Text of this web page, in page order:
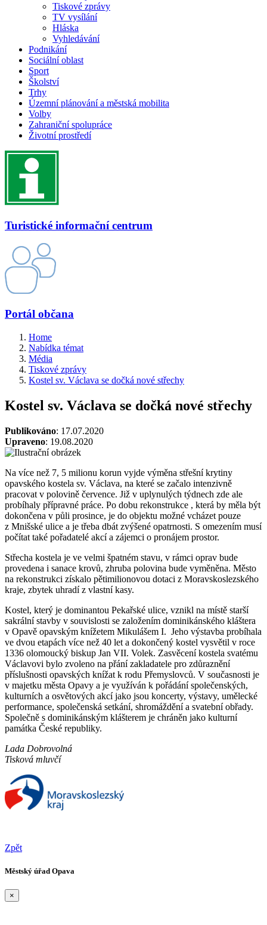
Tiskové zprávy
TV vysílání
Hláska
Vyhledávání
Podnikání
Sociální oblast
Sport
Školství
Trhy
Územní plánování a městská mobilita
Volby
Zahraniční spolupráce
Životní prostředí
Turistické informační centrum
Portál občana
Home
Nabídka témat
Média
Tiskové zprávy
Kostel sv. Václava se dočká nové střechy
Kostel sv. Václava se dočká nové střechy
Publikováno: 17.07.2020
Upraveno: 19.08.2020
Na více než 7, 5 milionu korun vyjde výměna střešní krytiny
opavského kostela sv. Václava, na které se začalo intenzivně
pracovat v polovině července. Již v uplynulých týdnech zde ale
probíhaly přípravné práce. Po dobu rekonstrukce , která by měla být
dokončena v půli prosince, je do objektu možné vcházet pouze
z Mnišské ulice a je třeba dbát zvýšené opatrnosti. S omezením musí
počítat také pořadatelé akcí a zájemci o pronájem prostor.
Střecha kostela je ve velmi špatném stavu, v rámci oprav bude
provedena i sanace krovů, zhruba polovina bude vyměněna. Město
na rekonstrukci získalo pětimilionovou dotaci z Moravskoslezského
kraje, zbytek uhradí z vlastní kasy.
Kostel, který je dominantou Pekařské ulice, vznikl na místě starší
sakrální stavby v souvislosti se založením dominikánského kláštera
v Opavě opavským knížetem Mikulášem I. Jeho výstavba probíhala
ve dvou etapách více než 40 let a dokončený kostel vysvětil v roce
1336 olomoucký biskup Jan VII. Volek. Zasvěcení kostela svatému
Václavovi bylo zvoleno na přání zakladatele pro zdůraznění
příslušnosti opavských knížat k rodu Přemyslovců. V současnosti je
v majetku města Opavy a je využíván k pořádání společenských,
kulturních a osvětových akcí jako jsou koncerty, výstavy, umělecké
performance, společenská setkání, shromáždění a svatební obřady.
Společně s dominikánským klášterem je chráněn jako kulturní
památka České republiky.
Lada Dobrovolná
Tisková mluvčí
Zpět
Městský úřad Opava
×